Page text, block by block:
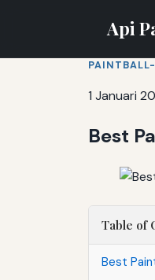
Api
1 Januari
Best
Table of
Best